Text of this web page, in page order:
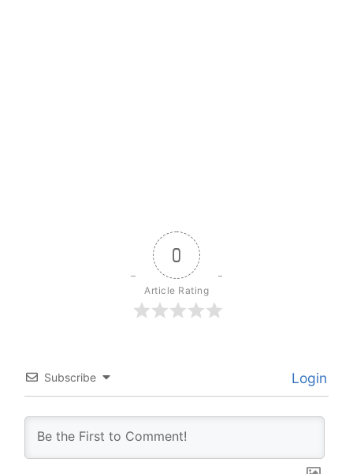
0
Article Rating
Subscribe Login